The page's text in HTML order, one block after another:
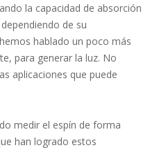
la capacidad de absorción
de su
hablado un poco más
para generar la luz. No
aplicaciones que puede
medir el espín de forma
han logrado estos